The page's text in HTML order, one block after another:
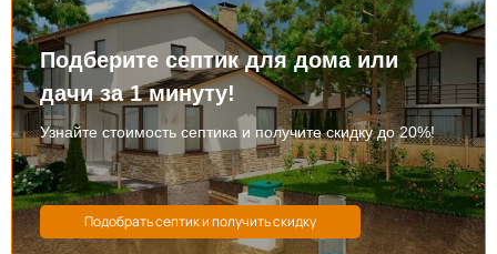
Подберите септик для дома или
дачи за 1 минуту!
Узнайте стоимость септика и получите скидку до 20%!